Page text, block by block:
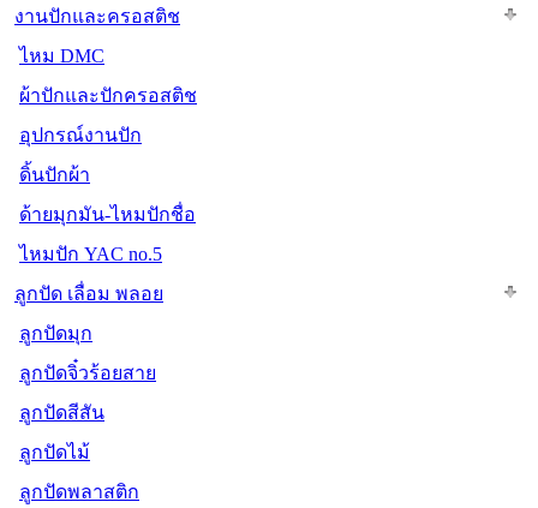
งานปักและครอสติช
ไหม DMC
ผ้าปักและปักครอสติช
อุปกรณ์งานปัก
ดิ้นปักผ้า
ด้ายมุกมัน-ไหมปักชื่อ
ไหมปัก YAC no.5
ลูกปัด เลื่อม พลอย
ลูกปัดมุก
ลูกปัดจิ๋วร้อยสาย
ลูกปัดสีสัน
ลูกปัดไม้
ลูกปัดพลาสติก